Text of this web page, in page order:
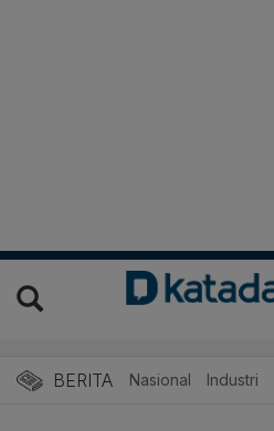
BERITA Nasional Industri